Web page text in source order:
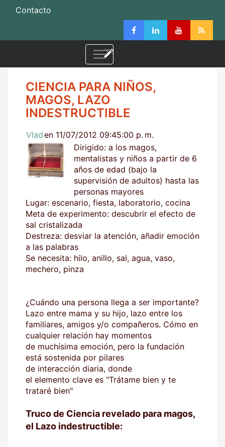
Contacto
CIENCIA PARA NIÑOS,
MAGOS, LAZO
INDESTRUCTIBLE
Vladen 11/07/2012 09:45:00 p. m.
Dirigido: a los magos,
mentalistas y niños a partir de 6
años de edad (bajo la
supervisión de adultos) hasta las
personas mayores
Lugar: escenario, fiesta, laboratorio, cocina
Meta de experimento: descubrir el efecto de
sal cristalizada
Destreza: desviar la atención, añadir emoción
a las palabras
Se necesita: hilo, anillo, sal, agua, vaso,
mechero, pinza
¿Cuándo una persona llega a ser importante?
Lazo entre mama y su hijo, lazo entre los
familiares, amigos y/o compañeros. Cómo en
cualquier relación hay momentos
de muchísima emoción, pero la fundación
está sostenida por pilares
de interacción diaria, donde
el elemento clave es "Trátame bien y te
trataré bien"
Truco de Ciencia revelado para magos,
el Lazo indestructible: